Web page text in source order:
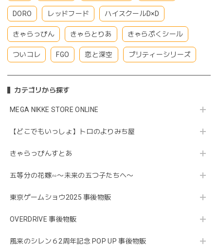
DORO レッドフード ハイスクールD×D
きゃらっぴん きゃらとりあ きゃらぷくシール
ついコレ FGO 恋と深空 プリティーシリーズ
カテゴリから探す
MEGA NIKKE STORE ONLINE
【どこでもいっしょ】トロのよりみち屋
きゃらっぴんすとあ
五等分の花嫁∽〜未来の五つ子たちへ〜
東京ゲームショウ2025 事後物販
OVERDRIVE 事後物販
風来のシレン６2周年記念 POP UP 事後物販